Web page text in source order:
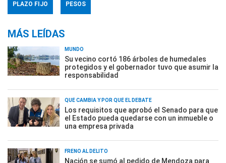
PLAZO FIJO PESOS
MÁS LEÍDAS
MUNDO
Su vecino cortó 186 árboles de humedales
protegidos y el gobernador tuvo que asumir la
responsabilidad
QUÉ CAMBIA Y POR QUÉ EL DEBATE
Los requisitos que aprobó el Senado para que
el Estado pueda quedarse con un inmueble o
una empresa privada
FRENO AL DELITO
Nación se sumó al pedido de Mendoza para